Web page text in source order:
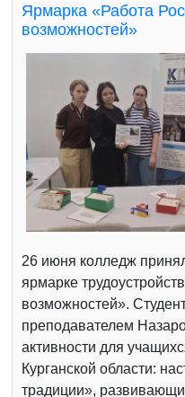
Ярмарка «Работа
возможностей»
26 июня колледж
ярмарке
возможностей».
преподавателем
активности для
Курганской области:
традиции»,